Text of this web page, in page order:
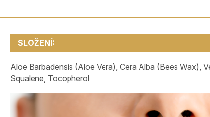
SLOŽENÍ:
Aloe Barbadensis (Aloe Vera), Cera Alba (Bees Wax),
Squalene, Tocopherol